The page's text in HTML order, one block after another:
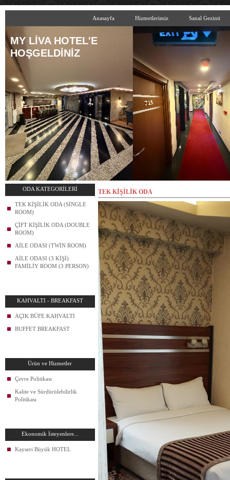
Anasayfa Hizmetlerimiz Sanal Gezinti
MY LİVA HOTEL'E
HOŞGELDİNİZ
ODA KATEGORİLERİ
TEK KİŞİLİK ODA (SİNGLE
ROOM)
ÇİFT KİŞİLİK ODA (DOUBLE
ROOM)
AİLE ODASI (TWİN ROOM)
AİLE ODASI (3 KİŞİ)
FAMİLİY ROOM (3 PERSON)
KAHVALTI - BREAKFAST
AÇIK BÜFE KAHVALTI
BUFFET BREAKFAST
Ürün ve Hizmetler
Çevre Politikası
Kalite ve Sürdürülebilirlik
Politikası
Ekonomik İsteyenlere...
Kayseri Büyük HOTEL
TEK KİŞİLİK ODA